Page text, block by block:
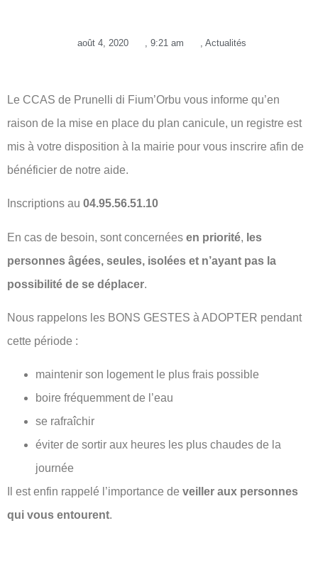
août 4, 2020 9:21 am Actualités
Le CCAS de Prunelli di Fium’Orbu vous informe qu’en
raison de la mise en place du plan canicule, un registre est
mis à votre disposition à la mairie pour vous inscrire afin de
bénéficier de notre aide.
Inscriptions au 04.95.56.51.10
En cas de besoin, sont concernées en priorité, les
personnes âgées, seules, isolées et n’ayant pas la
possibilité de se déplacer.
Nous rappelons les BONS GESTES à ADOPTER pendant
cette période :
maintenir son logement le plus frais possible
boire fréquemment de l’eau
se rafraîchir
éviter de sortir aux heures les plus chaudes de la
journée
Il est enfin rappelé l’importance de veiller aux personnes
qui vous entourent.